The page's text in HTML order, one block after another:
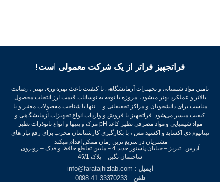
فراتجهیز فراتر از یک شرکت معمولی است!
تامین مواد شیمیایی و تجهیزات آزمایشگاهی با کیفیت باعث بهره وری بهتر ، رضایت
بالاتر و عملکرد بهتر میشود، امروزه با توجه به نوسانات قیمت ارز انتخاب محصول
مناسب برای دانشجویان و مراکز تحقیقاتی و… تنها با شناخت محصولات معتبر و با
کیفیت میسر می‌شود.فراتجهیز با فروش و واردات انواع تجهیزات آزمایشگاهی و
مواد شیمیایی و مواد مصرفی نظیر کاغذ pH مرک و پنپها و انواع نانوذرات نظیر
تیتانیوم دی اکساید و اکسید مس ، با بکارگیری کارشناسان مجرب برای رفع نیاز های
مشتریان در سریع ترین زمان ممکن اقدام میکند.
آدرس : تبریز – خیابان پاستور جدید 4 – مابین تقاطع حافظ و فدک – روبروی
ساختمان نگین – پلاک 45/1
ایمیل: info@faratajhizlab.com
تلفن: 33370233 41 0098